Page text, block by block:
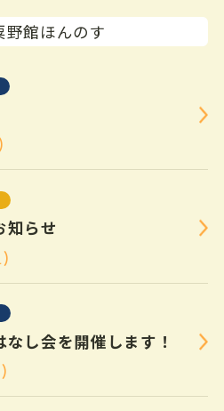
いさい動物
夏のおすすめ本
もの本
夏のおすすめ本
野館ほんのす
知らせ
)
し会を開催します！